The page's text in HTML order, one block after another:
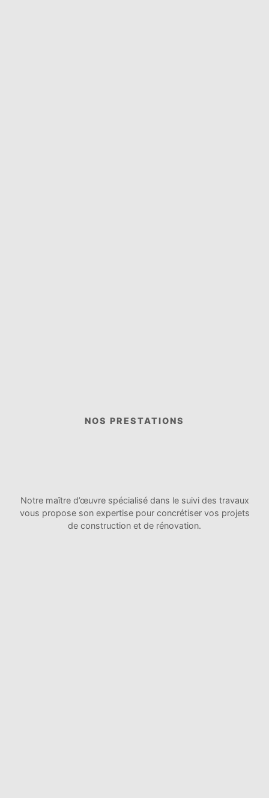
NOS PRESTATIONS
Notre maître d’œuvre spécialisé dans le suivi des travaux
vous propose son expertise pour concrétiser vos projets
de construction et de rénovation.